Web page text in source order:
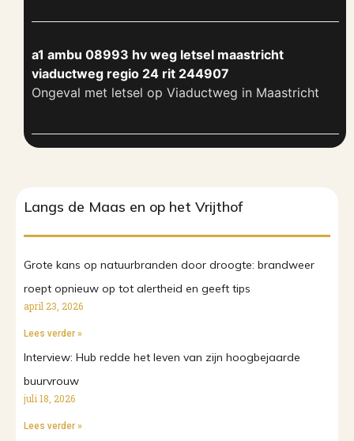
a1 ambu 08993 hv weg letsel maastricht
viaductweg regio 24 rit 244907
Ongeval met letsel op Viaductweg in Maastricht
Langs de Maas en op het Vrijthof
Grote kans op natuurbranden door droogte: brandweer
roept opnieuw op tot alertheid en geeft tips
april 23, 2026
Lees verder »
Interview: Hub redde het leven van zijn hoogbejaarde
buurvrouw
juli 18, 2026
Lees verder »